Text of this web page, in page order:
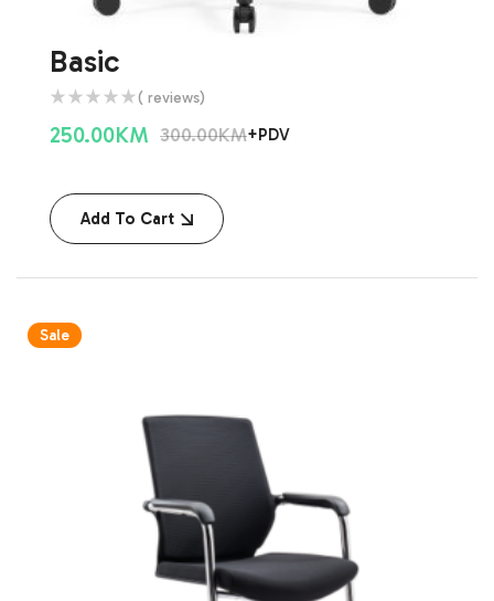
Basic
( reviews)
300.00KM
250.00KM +PDV
Add To Cart
Sale